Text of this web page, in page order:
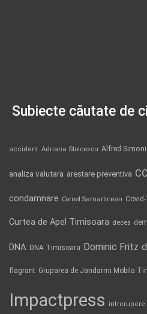
Subiecte căutate de
accident Adriana Stoicescu Alfred
analiza valutara arestare preventiva
condamnare Cornel Samartinean
Curtea de Apel Timisoara deces
DNA DNA Timisoara Dominic Fritz
flagrant Gruparea de Jandarmi Mobila
Impactpress intrerupere